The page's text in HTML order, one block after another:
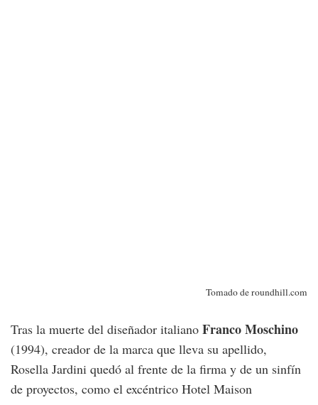
Tomado de roundhill.com
Tras la muerte del diseñador italiano Franco Moschino
(1994), creador de la marca que lleva su apellido,
Rosella Jardini quedó al frente de la firma y de un sinfín
de proyectos, como el excéntrico Hotel Maison